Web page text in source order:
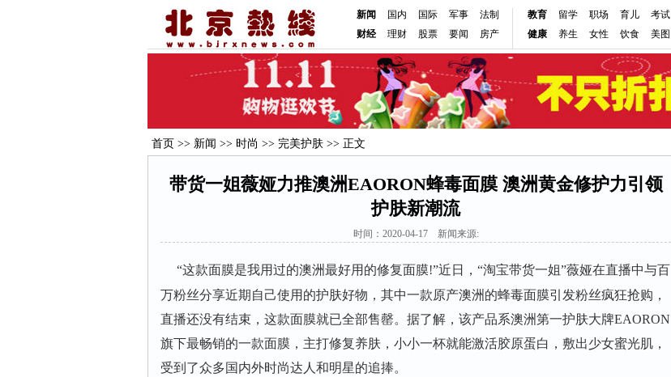
新闻 国内 国际 军事
法制
财经
理财 股票 要闻 房产
教育 留学 职场 育儿
考试
健康
养生 女性 饮食 美图
首页 >> 新闻 >> 时尚 >> 完美护肤 >> 正文
带货一姐薇娅力推澳洲EAORON蜂毒面膜 澳洲黄金修护力引领
护肤新潮流
时间：2020-04-17 新闻来源:
“这款面膜是我用过的澳洲最好用的修复面膜!”近日，“淘宝带货一姐”薇娅在直播中与百
万粉丝分享近期自己使用的护肤好物，其中一款原产澳洲的蜂毒面膜引发粉丝疯狂抢购，
直播还没有结束，这款面膜就已全部售罄。据了解，该产品系澳洲第一护肤大牌EAORON
旗下最畅销的一款面膜，主打修复养肤，小小一杯就能激活胶原蛋白，敷出少女蜜光肌，
受到了众多国内外时尚达人和明星的追捧。